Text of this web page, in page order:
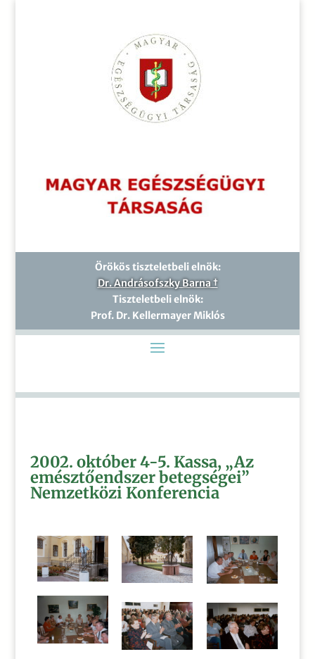
Örökös tiszteletbeli elnök:
Dr. Andrásofszky Barna †
Tiszteletbeli elnök:
Prof. Dr. Kellermayer Miklós
2002. október 4-5. Kassa, „Az
emésztőendszer betegségei”
Nemzetközi Konferencia